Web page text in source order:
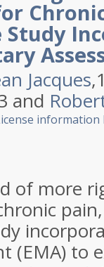
Study
Jacques,
and
information
of more
(EMA) to